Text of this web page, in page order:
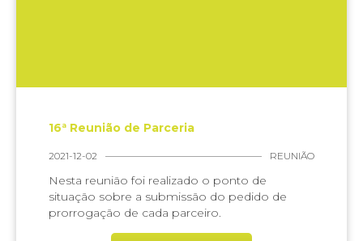
16ª Reunião de Parceria
2021-12-02 REUNIÃO
Nesta reunião foi realizado o ponto de
situação sobre a submissão do pedido de
prorrogação de cada parceiro.